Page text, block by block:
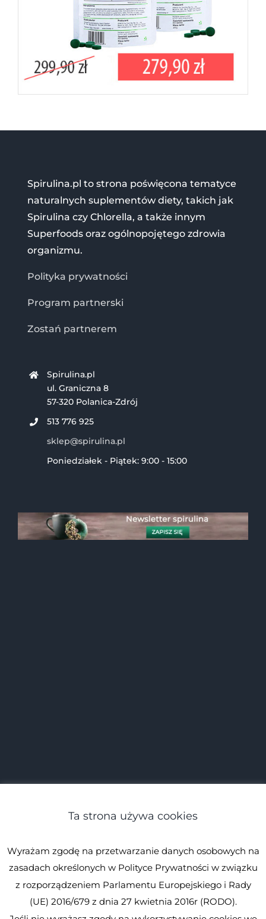
Spirulina.pl to strona poświęcona tematyce
naturalnych suplementów diety, takich jak
Spirulina czy Chlorella, a także innym
Superfoods oraz ogólnopojętego zdrowia
organizmu.
Polityka prywatności
Program partnerski
Zostań partnerem
Spirulina.pl
ul. Graniczna 8
57-320 Polanica-Zdrój
513 776 925
sklep@spirulina.pl
Poniedziałek - Piątek: 9:00 - 15:00
Ta strona używa cookies
Wyrażam zgodę na przetwarzanie danych osobowych na
zasadach określonych w Polityce Prywatności w związku
z rozporządzeniem Parlamentu Europejskiego i Rady
(UE) 2016/679 z dnia 27 kwietnia 2016r (RODO).